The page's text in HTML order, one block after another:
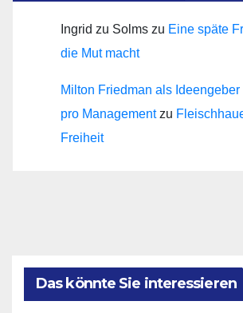
Ingrid zu Solms zu Eine späte
die Mut macht
Milton Friedman als Ideengeber
pro Managementzu
Freiheit
Das könnte Sie interessieren